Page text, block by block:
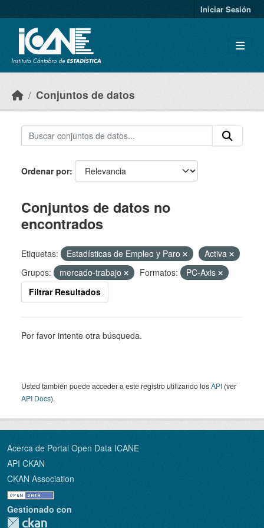
Iniciar Sesión
Conjuntos de datos
Ordenar por
Conjuntos de datos no
encontrados
Etiquetas: Estadísticas de Empleo y Paro
Activa
Grupos:
mercado-trabajo Formatos:
PC-Axis
Filtrar Resultados
Por favor intente otra búsqueda.
Usted también puede acceder a este registro utilizando losAPI (ver
API Docs).
Acerca de Portal Open Data ICANE
API CKAN
CKAN Association
Gestionado con